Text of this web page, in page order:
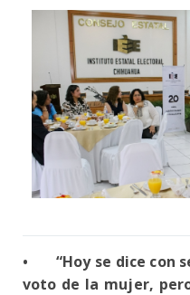
•
“Hoy se dice con
voto de la mujer,